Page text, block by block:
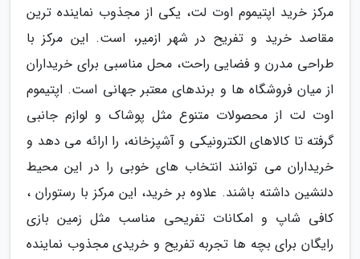
مرکز خرید اپتیموم اوت لت، یکی از مجذوب نماینده ترین
مقاصد خرید و تفریح در شهر ازمیر، است. این مرکز با
طراحی مدرن و فضایی راحت، محل مناسبی برای خریداران
از میان فروشگاه ها و برندهای معتبر جهانی است. اپتیموم
اوت لت از محصولات متنوع مثل پوشاک و لوازم جانبی
گرفته تا کالاهای الکترونیکی و آشپزخانه، را ارائه می دهد و
خریداران می توانند انتخاب های خوبی را در این محیط
دلنشین داشته باشند. علاوه بر خرید، این مرکز با رستوران ،
کافی شاپ و امکانات تفریحی مناسب مثل زمین بازی
رایگان برای بچه ها تجربه تفریح و خریدی مجذوب نماینده